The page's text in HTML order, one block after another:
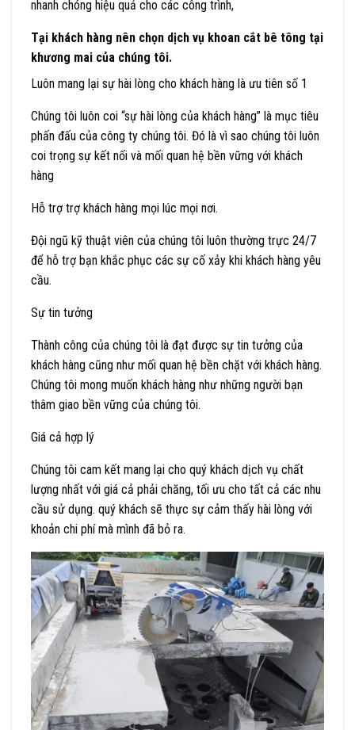
nhanh chóng hiệu quả cho các công trình,
Tại khách hàng nên chọn dịch vụ khoan cắt bê tông tại
khương mai của chúng tôi.
Luôn mang lại sự hài lòng cho khách hàng là ưu tiên số 1
Chúng tôi luôn coi “sự hài lòng của khách hàng” là mục tiêu
phấn đấu của công ty chúng tôi. Đó là vì sao chúng tôi luôn
coi trọng sự kết nối và mối quan hệ bền vững với khách
hàng
Hỗ trợ trợ khách hàng mọi lúc mọi nơi.
Đội ngũ kỹ thuật viên của chúng tôi luôn thường trực 24/7
để hỗ trợ bạn khắc phục các sự cố xảy khi khách hàng yêu
cầu.
Sự tin tưởng
Thành công của chúng tôi là đạt được sự tin tưởng của
khách hàng cũng như mối quan hệ bền chặt với khách hàng.
Chúng tôi mong muốn khách hàng như những người bạn
thâm giao bền vững của chúng tôi.
Giá cả hợp lý
Chúng tôi cam kết mang lại cho quý khách dịch vụ chất
lượng nhất với giá cả phải chăng, tối ưu cho tất cả các nhu
cầu sử dụng. quý khách sẽ thực sự cảm thấy hài lòng với
khoản chi phí mà mình đã bỏ ra.